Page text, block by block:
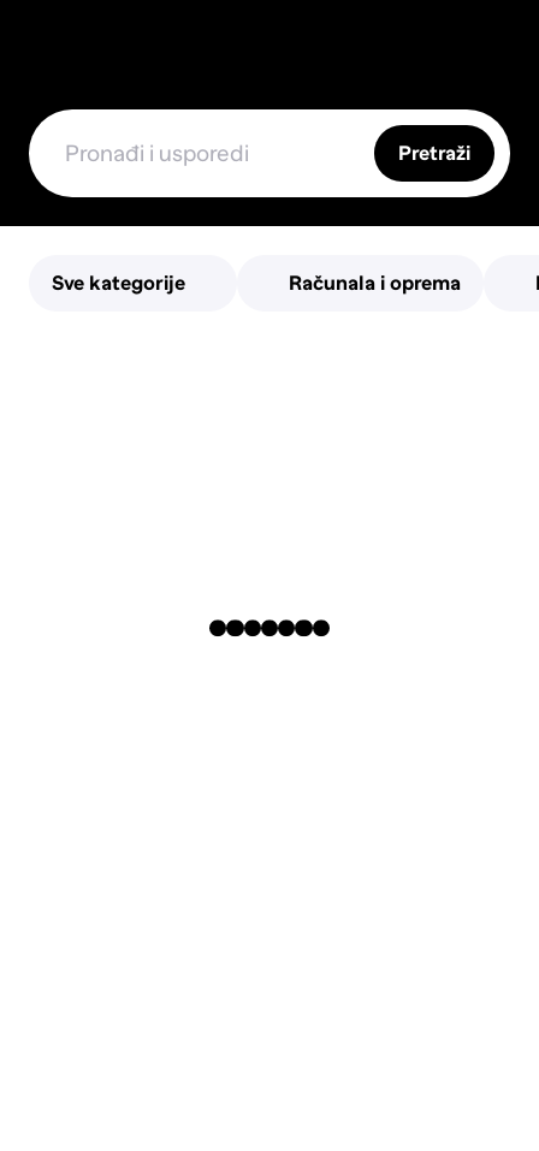
Pretraži
Sve kategorije Računala i oprema